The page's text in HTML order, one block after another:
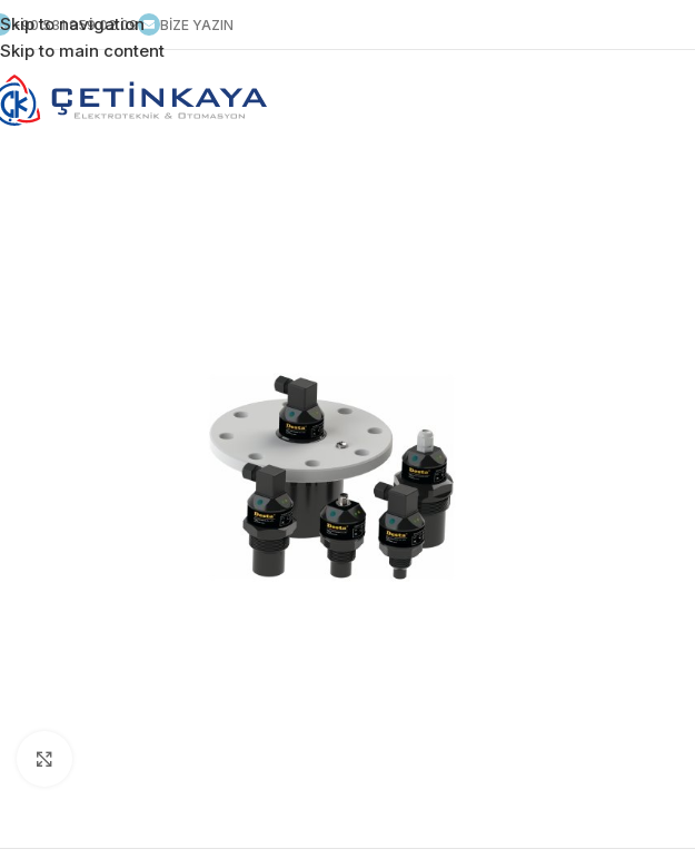
Skip to navigation
Skip to main content
+90 531 959 02 09 BİZE YAZIN